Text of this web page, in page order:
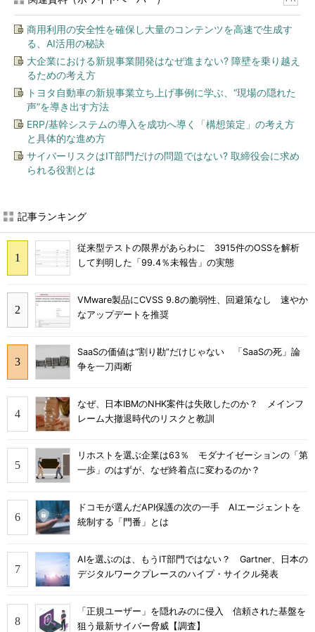
商用利用の安全性を確保し大量のコンテンツを高速で生成す
る、AI活用の秘訣
大企業における新規事業開発はなぜ進まない? 障壁を乗り越え
るための考え方
トヨタ自動車の新規事業立ち上げ事例に学ぶ、“現場の隠れた
声”を導き出す方法
ERP/基幹システムの導入を成功へ導く「構想策定」の考え方
と具体的な進め方
サイバーリスクはIT部門だけの問題ではない? 取締役会に求め
られる役割とは
記事ランキング
従来型テストの限界があらわに 3915件のOSSを解析
して判明した「99.4％未報告」の実態
VMware製品にCVSS 9.8の脆弱性、回避策なし 速やか
なアップデートを推奨
SaaSの価値は“割り勘”だけじゃない 「SaaSの死」論
争を一刀両断
なぜ、日本IBMのNHK案件は失敗したのか？ メインフ
レーム大撤退時代のリスクと教訓
リホストを選ぶ企業は63％ モダナイゼーションの「第
一歩」のはずが、なぜ終着点に変わるのか？
ドコモが選んだAPI保護の次の一手 AIエージェントを
統制する「門番」とは
AIを選ぶのは、もうIT部門ではない？ Gartner、日本の
デジタルワークプレースのハイプ・サイクル発表
「正規ユーザー」を隠れみのに侵入 信頼された基盤を
狙う最新サイバー脅威【調査】